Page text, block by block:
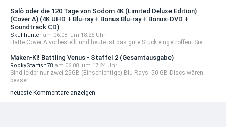
Salò oder die 120 Tage von Sodom 4K (Limited Deluxe Edition)
(Cover A) (4K UHD + Blu-ray + Bonus Blu-ray + Bonus-DVD +
Soundtrack CD)
Skullhunter am 06.08. um 18:25 Uhr
Hatte Cover A vorbestellt und heute ist das gute Stück eingetroffen. Sie ...
Maken-Ki! Battling Venus - Staffel 2 (Gesamtausgabe)
RookyStarfish78 am 06.08. um 17:24 Uhr
Sind leider nur zwei 25GB (Einschichtige) Blu Rays. 50 GB Discs wären
besser ...
neueste Kommentare anzeigen